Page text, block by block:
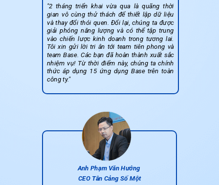
Anh Phạm Văn Hướng
CEO Tân Cảng Số Một
"2 tháng triển khai vừa qua là quãng thời
gian vô cùng thử thách để thiết lập dữ liệu
và thay đổi thói quen. Đổi lại, chúng ta được
giải phóng năng lượng và có thể tập trung
vào chiến lược kinh doanh trong tương lai.
Tôi xin gửi lời tri ân tới team tiên phong và
team Base. Các bạn đã hoàn thành xuất sắc
nhiệm vụ! Từ thời điểm này, chúng ta chính
thức áp dụng 15 ứng dụng Base trên toàn
công ty."